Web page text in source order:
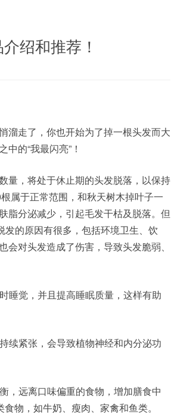
绍和推荐！
溜走了，你也开始为了掉一根头发而大
的“我最闪亮”！
量，将处于休止期的头发脱落，以保持
属于正常范围，和秋天树木掉叶子一
脂分泌减少，引起毛发干枯及脱落。但
的原因有很多，包括环境卫生、饮
对头发造成了伤害，导致头发脆弱、
睡觉，并且提高睡眠质量，这样有助
续紧张，会导致植物神经和内分泌功
，远离口味偏重的食物，增加膳食中
物，如牛奶、瘦肉、家禽和鱼类。